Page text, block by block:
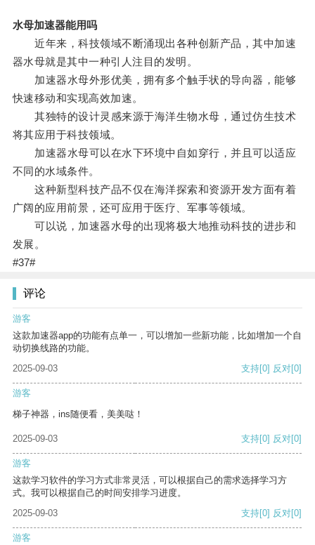
水母加速器能用吗
近年来，科技领域不断涌现出各种创新产品，其中加速
器水母就是其中一种引人注目的发明。
加速器水母外形优美，拥有多个触手状的导向器，能够
快速移动和实现高效加速。
其独特的设计灵感来源于海洋生物水母，通过仿生技术
将其应用于科技领域。
加速器水母可以在水下环境中自如穿行，并且可以适应
不同的水域条件。
这种新型科技产品不仅在海洋探索和资源开发方面有着
广阔的应用前景，还可应用于医疗、军事等领域。
可以说，加速器水母的出现将极大地推动科技的进步和
发展。
#37#
评论
游客
这款加速器app的功能有点单一，可以增加一些新功能，比如增加一个自
动切换线路的功能。
2025-09-03
支持[0] 反对[0]
游客
梯子神器，ins随便看，美美哒！
2025-09-03 支持[0] 反对[0]
游客
这款学习软件的学习方式非常灵活，可以根据自己的需求选择学习方
式。我可以根据自己的时间安排学习进度。
2025-09-03
支持[0] 反对[0]
游客